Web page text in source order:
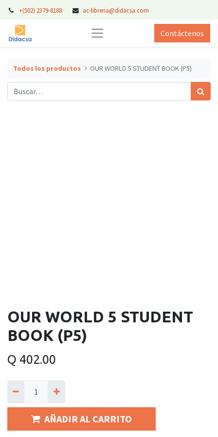
+(502) 2379-8188 ac-libreria@didacsa.com
Contáctenos
Todos los productos OUR WORLD 5 STUDENT BOOK (P5)
OUR WORLD 5 STUDENT
BOOK (P5)
Q 402.00
AÑADIR AL CARRITO